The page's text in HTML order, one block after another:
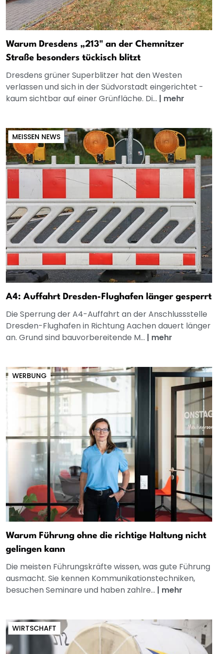
Warum Dresdens „213" an der Chemnitzer
Straße besonders tückisch blitzt
Dresdens grüner Superblitzer hat den Westen
verlassen und sich in der Südvorstadt eingerichtet -
kaum sichtbar auf einer Grünfläche. Di... | mehr
MEISSEN NEWS
A4: Auffahrt Dresden-Flughafen länger gesperrt
Die Sperrung der A4-Auffahrt an der Anschlussstelle
Dresden-Flughafen in Richtung Aachen dauert länger
an. Grund sind bauvorbereitende M... | mehr
WERBUNG
Warum Führung ohne die richtige Haltung nicht
gelingen kann
Die meisten Führungskräfte wissen, was gute Führung
ausmacht. Sie kennen Kommunikationstechniken,
besuchen Seminare und haben zahlre... | mehr
WIRTSCHAFT